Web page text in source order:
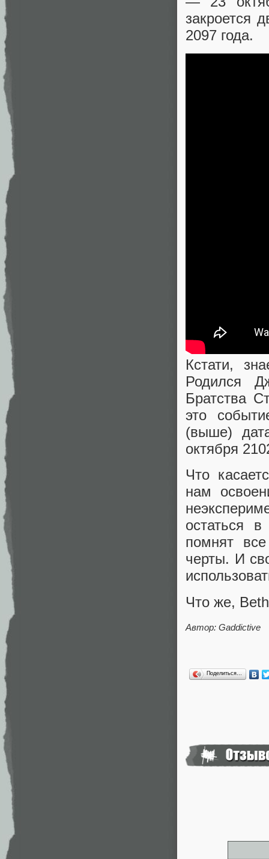
закроется
2097 года.
Кстати,
Родился
Братства
это
(выше)
октября
Что
нам
остаться
помнят
черты. И
Что же,
Автор: Gaddictive
Поделиться…